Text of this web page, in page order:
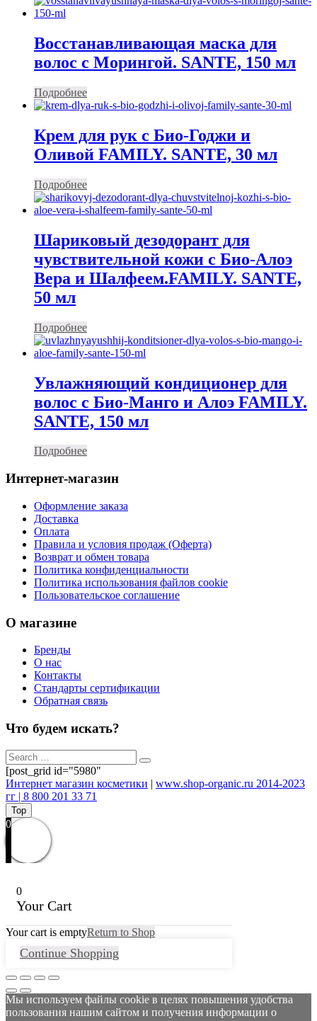
Восстанавливающая маска для
волос с Морингой. SANTE, 150 мл
Подробнее
Крем для рук с Био-Годжи и
Оливой FAMILY. SANTE, 30 мл
Подробнее
Шариковый дезодорант для
чувствительной кожи с Био-Алоэ
Вера и Шалфеем.FAMILY. SANTE,
50 мл
Подробнее
Увлажняющий кондиционер для
волос с Био-Манго и Алоэ FAMILY.
SANTE, 150 мл
Подробнее
Интернет-магазин
Оформление заказа
Доставка
Оплата
Правила и условия продаж (Оферта)
Возврат и обмен товара
Политика конфиденциальности
Политика использования файлов cookie
Пользовательское соглашение
О магазине
Бренды
О нас
Контакты
Стандарты сертификации
Обратная связь
Что будем искать?
[post_grid id="5980"
Интернет магазин косметики | www.shop-organic.ru 2014-2023
гг | 8 800 201 33 71
Top
0
0
Your Cart
Your cart is emptyReturn to Shop
Continue Shopping
Мы используем файлы cookie в целях повышения удобства
пользования нашим сайтом и получения информации о